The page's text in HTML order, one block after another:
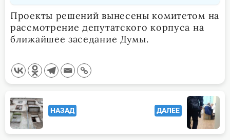
Проекты решений вынесены комитетом на
рассмотрение депутатского корпуса на
ближайшее заседание Думы.
<span
class="nav-
subtitle
НАЗАД ДАЛЕЕ